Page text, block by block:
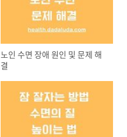
노인 수면 장애 원인 및 문제 해
결